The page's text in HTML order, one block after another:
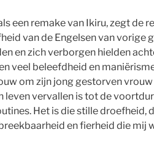
een remake van Ikiru, zegt de
van de Engelsen van vorige
en zich verborgen hielden
veel beleefdheid en
om zijn jong gestorven
leven vervallen is tot de
Het is die stille droefheid,
en fierheid die mij